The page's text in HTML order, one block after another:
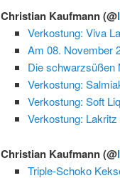
Christian Kaufmann(@
Verkostung: Viva
Am 08. November
Die schwarzsüßen
Verkostung:
Verkostung: Soft
Verkostung:
Christian Kaufmann(@
Triple-Schoko